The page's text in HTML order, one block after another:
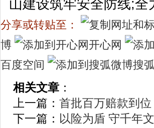
山建设筑牢安全防线;全
分享或转贴至：
博
开心网
百度空间
搜
相关文章 ：
上一篇： 首批百万赔款到位
下一篇： 以险为盾 守千年